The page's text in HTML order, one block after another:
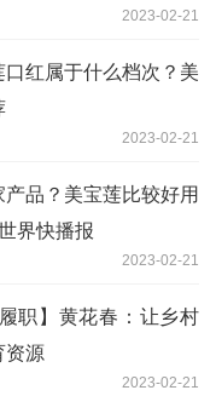
2023-02-21
红属于什么档次？美
2023-02-21
品？美宝莲比较好用
界快播报
2023-02-21
职】黄花春：让乡村
资源
2023-02-21